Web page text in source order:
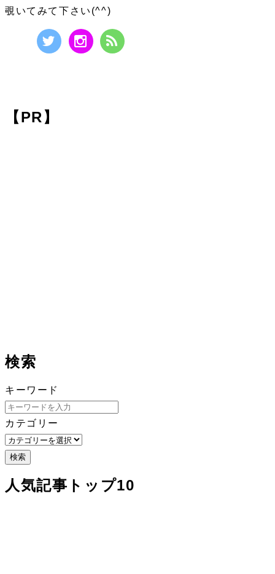
覗いてみて下さい(^^)
【PR】
検索
キーワード
カテゴリー
検索
人気記事トップ10